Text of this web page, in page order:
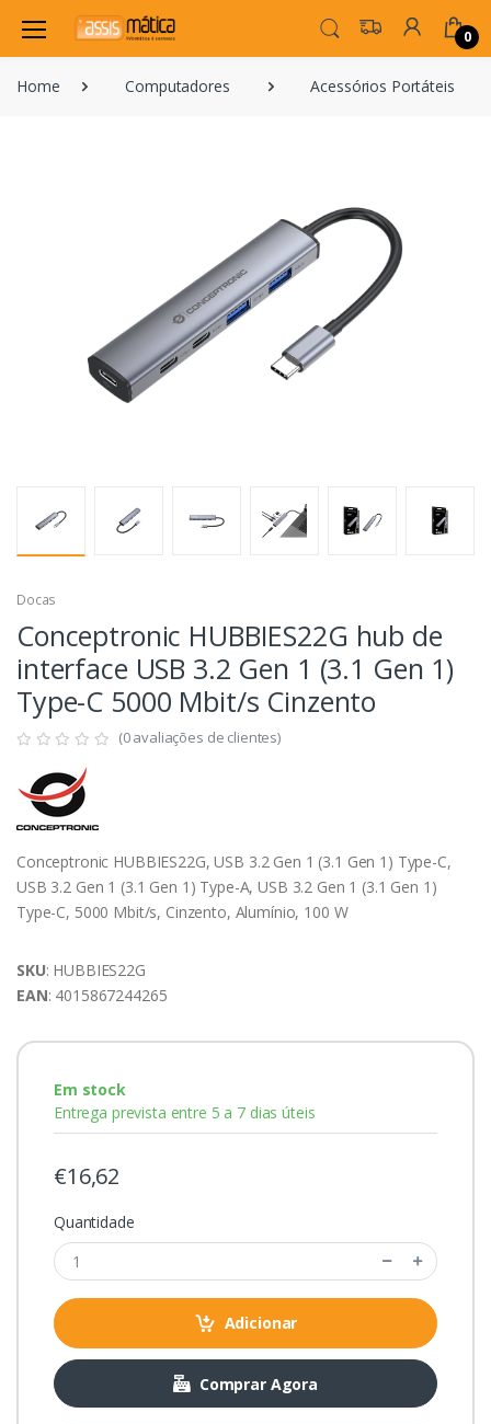
0
Home Computadores Acessórios Portáteis
Docas
Conceptronic HUBBIES22G hub de
interface USB 3.2 Gen 1 (3.1 Gen 1)
Type-C 5000 Mbit/s Cinzento
(0 avaliações de clientes)
Conceptronic HUBBIES22G, USB 3.2 Gen 1 (3.1 Gen 1) Type-C,
USB 3.2 Gen 1 (3.1 Gen 1) Type-A, USB 3.2 Gen 1 (3.1 Gen 1)
Type-C, 5000 Mbit/s, Cinzento, Alumínio, 100 W
SKU: HUBBIES22G
EAN: 4015867244265
Em stock
Entrega prevista entre 5 a 7 dias úteis
€16,62
Quantidade
Adicionar
Comprar Agora